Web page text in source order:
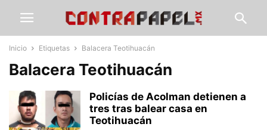
Inicio Etiquetas Balacera Teotihuacán
Balacera Teotihuacán
Policías de Acolman detienen a
tres tras balear casa en
Teotihuacán